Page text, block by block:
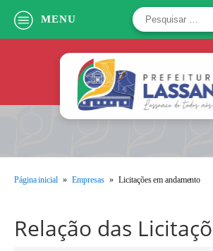
MENU
Pesquisar
Página inicial » Empresas » Licitações em andamento